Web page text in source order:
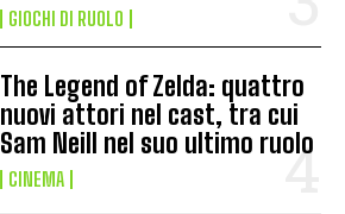
GIOCHI DI RUOLO
The Legend of Zelda: quattro
nuovi attori nel cast, tra cui
Sam Neill nel suo ultimo ruolo
CINEMA